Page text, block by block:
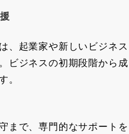
、起業家や新しいビジネス
ビジネスの初期段階から成
。
まで、専門的なサポートを